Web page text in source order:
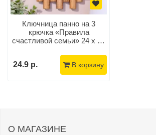
Ключница панно на 3
крючка «Правила
счастливой семьи» 24 х 16
24.9 р.
В корзину
О МАГАЗИНЕ